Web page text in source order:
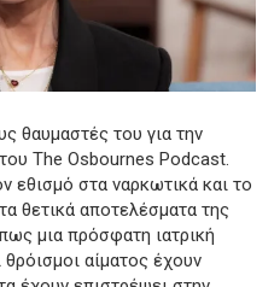
θαυμαστές του για την
The Osbournes Podcast.
εθισμό στα ναρκωτικά και το
θετικά αποτελέσματα της
μια πρόσφατη ιατρική
αίματος έχουν